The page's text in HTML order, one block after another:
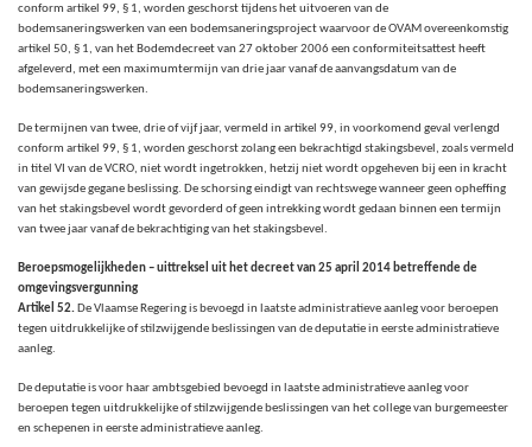
conform artikel 99, § 1, worden geschorst tijdens het uitvoeren van de
bodemsaneringswerken van een bodemsaneringsproject waarvoor de OVAM overeenkomstig
artikel 50, § 1, van het Bodemdecreet van 27 oktober 2006 een conformiteitsattest heeft
afgeleverd, met een maximumtermijn van drie jaar vanaf de aanvangsdatum van de
bodemsaneringswerken.
De termijnen van twee, drie of vijf jaar, vermeld in artikel 99, in voorkomend geval verlengd
conform artikel 99, § 1, worden geschorst zolang een bekrachtigd stakingsbevel, zoals vermeld
in titel VI van de VCRO, niet wordt ingetrokken, hetzij niet wordt opgeheven bij een in kracht
van gewijsde gegane beslissing. De schorsing eindigt van rechtswege wanneer geen opheffing
van het stakingsbevel wordt gevorderd of geen intrekking wordt gedaan binnen een termijn
van twee jaar vanaf de bekrachtiging van het stakingsbevel.
Beroepsmogelijkheden – uittreksel uit het decreet van 25 april 2014 betreffende de
omgevingsvergunning
Artikel 52. De Vlaamse Regering is bevoegd in laatste administratieve aanleg voor beroepen
tegen uitdrukkelijke of stilzwijgende beslissingen van de deputatie in eerste administratieve
aanleg.
De deputatie is voor haar ambtsgebied bevoegd in laatste administratieve aanleg voor
beroepen tegen uitdrukkelijke of stilzwijgende beslissingen van het college van burgemeester
en schepenen in eerste administratieve aanleg.